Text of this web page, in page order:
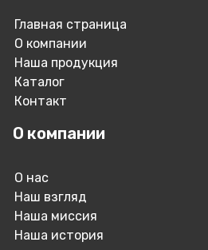
Главная страница
О компании
Наша продукция
Каталог
Контакт
О компании
О нас
Наш взгляд
Наша миссия
Наша история